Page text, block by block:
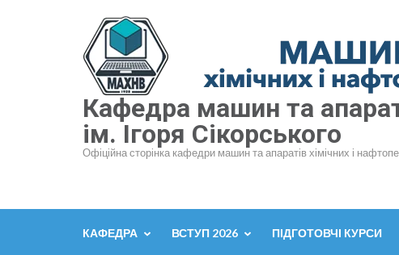
Кафедра машин та
ім. Ігоря Сікорського
Офіційна сторінка кафедри машин та апаратів хімічних і
КАФЕДРА ВСТУП 2026 ПІДГОТОВЧІ КУРСИ